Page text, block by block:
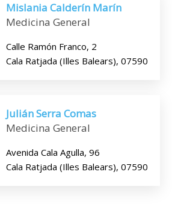
Mislania Calderín Marín
Medicina General
Calle Ramón Franco, 2
Cala Ratjada (Illes Balears), 07590
Julián Serra Comas
Medicina General
Avenida Cala Agulla, 96
Cala Ratjada (Illes Balears), 07590